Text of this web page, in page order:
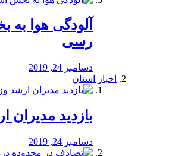
آلودگی هوا
رسی
دسامبر 24, 2019
اخبار استان
بازدید مدیران
دسامبر 24, 2019